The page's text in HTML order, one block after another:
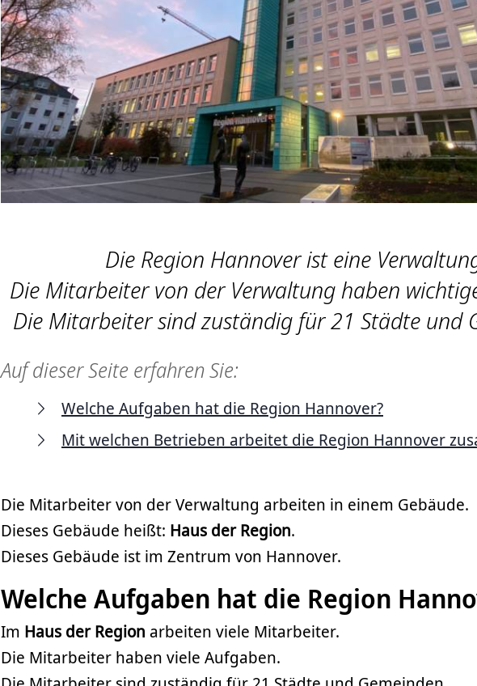
Die Region Hannover ist eine
Die Mitarbeiter von der Verwaltung haben
Die Mitarbeiter sind zuständig für 21 Städte und
Auf dieser Seite erfahren Sie:
Welche Aufgaben hat die Region Hannover?
Mit welchen Betrieben arbeitet die Region Hannover
Die Mitarbeiter von der Verwaltung arbeiten in einem Gebäude.
Dieses Gebäude heißt: Haus der Region.
Dieses Gebäude ist im Zentrum von Hannover.
Welche Aufgaben hat die Region
Im Haus der Region arbeiten viele Mitarbeiter.
Die Mitarbeiter haben viele Aufgaben.